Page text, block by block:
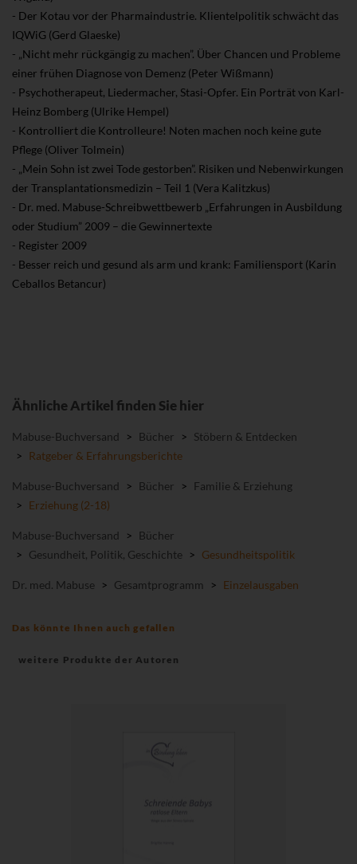
- Der Kotau vor der Pharmaindustrie. Klientelpolitik schwächt das
IQWiG (Gerd Glaeske)
- „Nicht mehr rückgängig zu machen”. Über Chancen und Probleme
einer frühen Diagnose von Demenz (Peter Wißmann)
- Psychotherapeut, Liedermacher, Stasi-Opfer. Ein Porträt von Karl-
Heinz Bomberg (Ulrike Hempel)
- Kontrolliert die Kontrolleure! Noten machen noch keine gute
Pflege (Oliver Tolmein)
- „Mein Sohn ist zwei Tode gestorben”. Risiken und Nebenwirkungen
der Transplantationsmedizin – Teil 1 (Vera Kalitzkus)
- Dr. med. Mabuse-Schreibwettbewerb „Erfahrungen in Ausbildung
oder Studium” 2009 – die Gewinnertexte
- Register 2009
- Besser reich und gesund als arm und krank: Familiensport (Karin
Ceballos Betancur)
Ähnliche Artikel finden Sie hier
Mabuse-Buchversand > Bücher > Stöbern & Entdecken
> Ratgeber & Erfahrungsberichte
Mabuse-Buchversand > Bücher > Familie & Erziehung
> Erziehung (2-18)
Mabuse-Buchversand > Bücher
> Gesundheit, Politik, Geschichte > Gesundheitspolitik
Dr. med. Mabuse > Gesamtprogramm > Einzelausgaben
Das könnte Ihnen auch gefallen
weitere Produkte der Autoren